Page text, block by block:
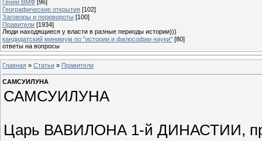
Гении ВМФ [96]
Географические открытия [102]
Заговоры и перевороты [100]
Правители [1934]
Люди находящиеся у власти в разные периоды истории)))
кандидатский минимум по "истории и философии науки" [80]
ответы на вопросы
Главная » Статьи » Правители
САМСУИЛУНА
САМСУИЛУНА
Царь ВАВИЛОНА 1-й ДИНАСТИИ,